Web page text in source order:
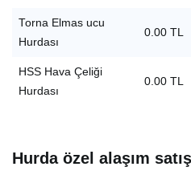
Torna Elmas ucu
Hurdası
0.00 TL
HSS Hava Çeliği
Hurdası
0.00 TL
Hurda özel alaşım